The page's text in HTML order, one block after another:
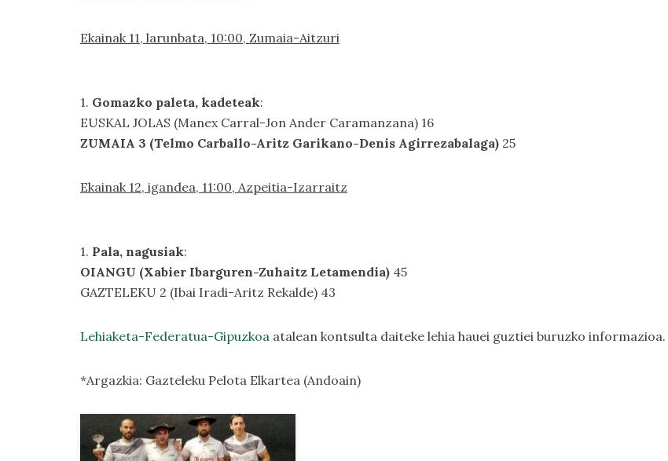
Ekainak 11, larunbata, 10:00, Zumaia-Aitzuri
1. Gomazko paleta, kadeteak:
EUSKAL JOLAS (Manex Carral-Jon Ander Caramanzana) 16
ZUMAIA 3 (Telmo Carballo-Aritz Garikano-Denis Agirrezabalaga) 25
Ekainak 12, igandea, 11:00, Azpeitia-Izarraitz
1. Pala, nagusiak:
OIANGU (Xabier Ibarguren-Zuhaitz Letamendia) 45
GAZTELEKU 2 (Ibai Iradi-Aritz Rekalde) 43
Lehiaketa-Federatua-Gipuzkoa atalean kontsulta daiteke lehia hauei guztiei buruzko informazioa.
*Argazkia: Gazteleku Pelota Elkartea (Andoain)